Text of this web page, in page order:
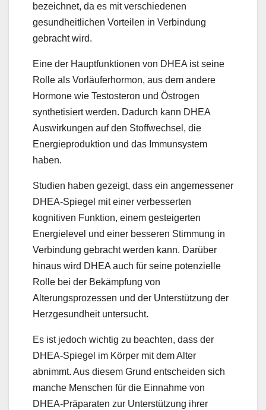
bezeichnet, da es mit verschiedenen
gesundheitlichen Vorteilen in Verbindung
gebracht wird.
Eine der Hauptfunktionen von DHEA ist seine
Rolle als Vorläuferhormon, aus dem andere
Hormone wie Testosteron und Östrogen
synthetisiert werden. Dadurch kann DHEA
Auswirkungen auf den Stoffwechsel, die
Energieproduktion und das Immunsystem
haben.
Studien haben gezeigt, dass ein angemessener
DHEA-Spiegel mit einer verbesserten
kognitiven Funktion, einem gesteigerten
Energielevel und einer besseren Stimmung in
Verbindung gebracht werden kann. Darüber
hinaus wird DHEA auch für seine potenzielle
Rolle bei der Bekämpfung von
Alterungsprozessen und der Unterstützung der
Herzgesundheit untersucht.
Es ist jedoch wichtig zu beachten, dass der
DHEA-Spiegel im Körper mit dem Alter
abnimmt. Aus diesem Grund entscheiden sich
manche Menschen für die Einnahme von
DHEA-Präparaten zur Unterstützung ihrer